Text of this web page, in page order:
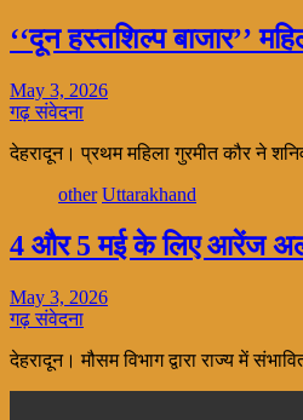
‘‘दून हस्तशिल्प बाजार’’
May 3, 2026
गढ़ संवेदना
देहरादून। प्रथम महिला गुरमीत कौर ने
other Uttarakhand
4 और 5 मई के लिए आरेंज
May 3, 2026
गढ़ संवेदना
देहरादून। मौसम विभाग द्वारा राज्य में